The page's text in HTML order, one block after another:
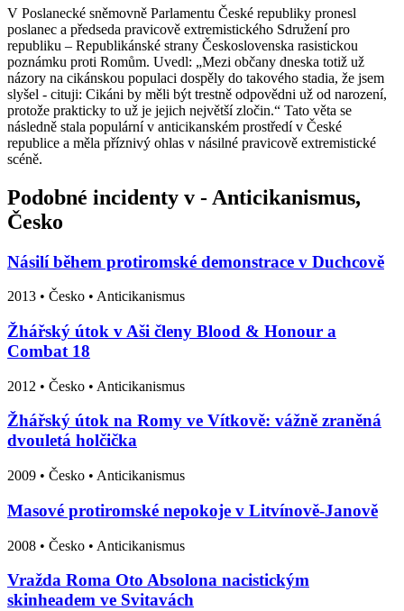
V Poslanecké sněmovně Parlamentu České republiky pronesl
poslanec a předseda pravicově extremistického Sdružení pro
republiku – Republikánské strany Československa rasistickou
poznámku proti Romům. Uvedl: „Mezi občany dneska totiž už
názory na cikánskou populaci dospěly do takového stadia, že jsem
slyšel - cituji: Cikáni by měli být trestně odpovědni už od narození,
protože prakticky to už je jejich největší zločin.“ Tato věta se
následně stala populární v anticikanském prostředí v České
republice a měla příznivý ohlas v násilné pravicově extremistické
scéně.
Podobné incidenty v - Anticikanismus,
Česko
Násilí během protiromské demonstrace v Duchcově
2013 • Česko • Anticikanismus
Žhářský útok v Aši členy Blood & Honour a
Combat 18
2012 • Česko • Anticikanismus
Žhářský útok na Romy ve Vítkově: vážně zraněná
dvouletá holčička
2009 • Česko • Anticikanismus
Masové protiromské nepokoje v Litvínově-Janově
2008 • Česko • Anticikanismus
Vražda Roma Oto Absolona nacistickým
skinheadem ve Svitavách